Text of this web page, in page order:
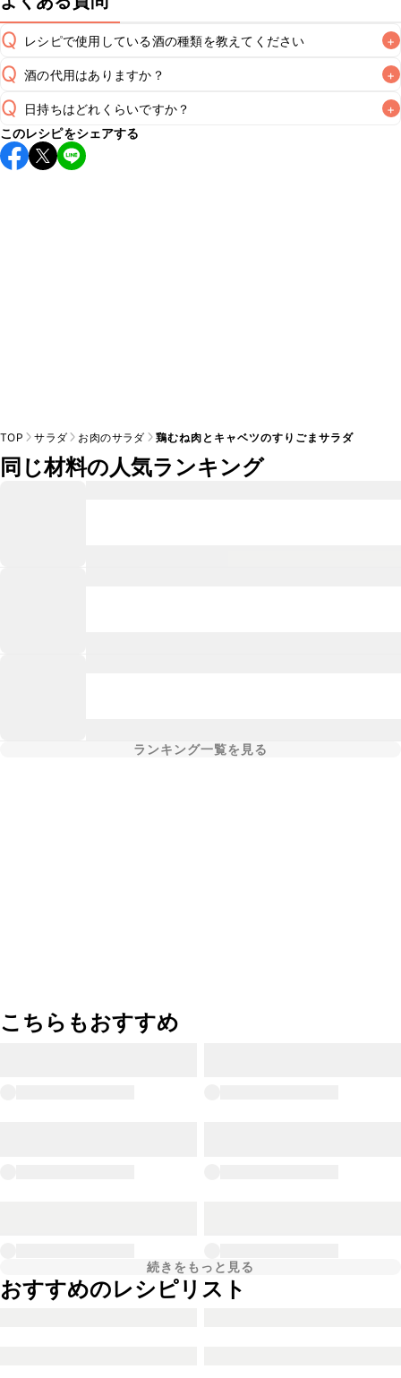
Q レシピで使用している酒の種類を教えてください +
A
Q 酒の代用はありますか？ +
A
Q 日持ちはどれくらいですか？ +
保存期間は冷蔵で当日中が目安です。なるべくお早めにお召
し上がりください。
このレシピをシェアする
TOP サラダ お肉のサラダ 鶏むね肉とキャベツのすりごまサラダ
同じ材料の人気ランキング
ランキング一覧を見る
こちらもおすすめ
続きをもっと見る
おすすめのレシピリスト